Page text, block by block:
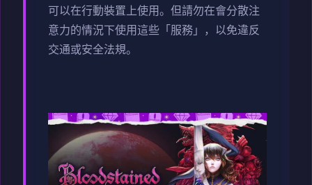
可以在行動裝置上使用。但請勿在會分散注
意力的情況下使用這些「服務」，以免違反
交通或安全法規。